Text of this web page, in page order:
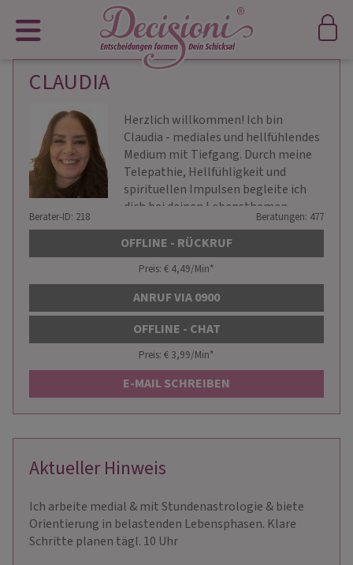
CLAUDIA
Herzlich willkommen! Ich bin
Claudia - mediales und hellfühlendes
Medium mit Tiefgang. Durch meine
Telepathie, Hellfühligkeit und
spirituellen Impulsen begleite ich
dich bei deinen Lebensthemen.
Berater-ID: 218 Beratungen: 477
OFFLINE - RÜCKRUF
Preis: € 4,49/Min*
ANRUF VIA 0900
OFFLINE - CHAT
Preis: € 3,99/Min*
E-MAIL SCHREIBEN
Aktueller Hinweis
Ich arbeite medial & mit Stundenastrologie & biete
Orientierung in belastenden Lebensphasen. Klare
Schritte planen tägl. 10 Uhr